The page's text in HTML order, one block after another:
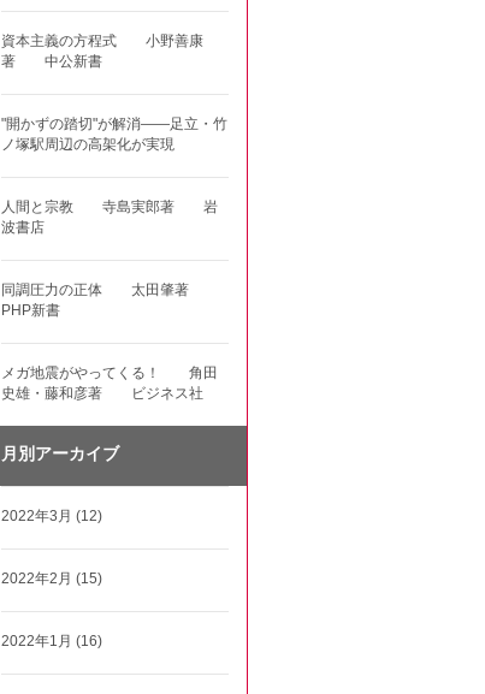
資本主義の方程式 小野善康
著 中公新書
"開かずの踏切"が解消――足立・竹
ノ塚駅周辺の高架化が実現
人間と宗教 寺島実郎著 岩
波書店
同調圧力の正体 太田肇著
PHP新書
メガ地震がやってくる！ 角田
史雄・藤和彦著 ビジネス社
月別アーカイブ
2022年3月 (12)
2022年2月 (15)
2022年1月 (16)